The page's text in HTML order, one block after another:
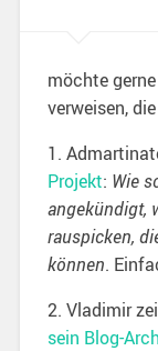
möchte
verweisen,
1.
Projekt: Wie
angekündigt,
rauspicken,
können.
2. Vladimir
sein Blog-